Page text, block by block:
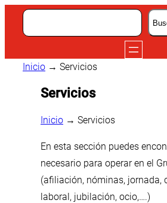
Buscar
Inicio → Servicios
Servicios
Inicio → Servicios
En esta sección puedes
necesario para operar en el
(afiliación, nóminas, jornada,
laboral, jubilación, ocio,….)